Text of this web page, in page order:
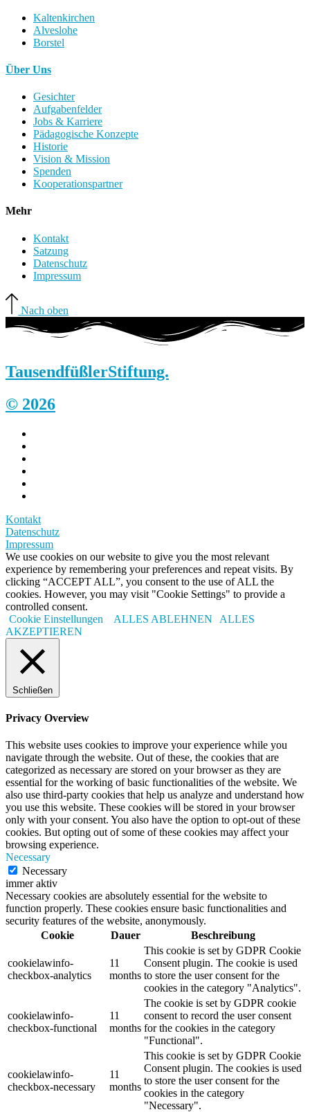
Kaltenkirchen
Alveslohe
Borstel
Über Uns
Gesichter
Aufgabenfelder
Jobs & Karriere
Pädagogische Konzepte
Historie
Vision & Mission
Spenden
Kooperationspartner
Mehr
Kontakt
Satzung
Datenschutz
Impressum
Nach oben
TausendfüßlerStiftung.
© 2026
Kontakt
Datenschutz
Impressum
We use cookies on our website to give you the most relevant
experience by remembering your preferences and repeat visits. By
clicking “ACCEPT ALL”, you consent to the use of ALL the
cookies. However, you may visit "Cookie Settings" to provide a
controlled consent.
Cookie Einstellungen
ALLES ABLEHNEN
ALLES
AKZEPTIEREN
Schließen
Privacy Overview
This website uses cookies to improve your experience while you
navigate through the website. Out of these, the cookies that are
categorized as necessary are stored on your browser as they are
essential for the working of basic functionalities of the website. We
also use third-party cookies that help us analyze and understand how
you use this website. These cookies will be stored in your browser
only with your consent. You also have the option to opt-out of these
cookies. But opting out of some of these cookies may affect your
browsing experience.
Necessary
Necessary
immer aktiv
Necessary cookies are absolutely essential for the website to
function properly. These cookies ensure basic functionalities and
security features of the website, anonymously.
Cookie
Dauer Beschreibung
cookielawinfo-
checkbox-analytics
11
months
This cookie is set by GDPR Cookie
Consent plugin. The cookie is used
to store the user consent for the
cookies in the category "Analytics".
cookielawinfo-
checkbox-functional
11
months
The cookie is set by GDPR cookie
consent to record the user consent
for the cookies in the category
"Functional".
cookielawinfo-
checkbox-necessary
11
months
This cookie is set by GDPR Cookie
Consent plugin. The cookies is used
to store the user consent for the
cookies in the category
"Necessary".